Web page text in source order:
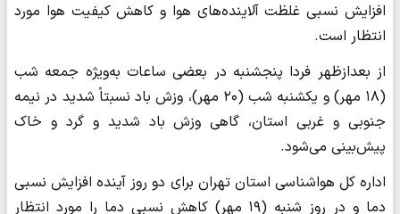
افزایش نسبی غلظت آلاینده‌های هوا و کاهش کیفیت هوا مورد
انتظار است.
از بعدازظهر فردا پنجشنبه در بعضی ساعات به‌ویژه جمعه شب
(۱۸ مهر) و یکشنبه شب (۲۰ مهر)، وزش باد نسبتاً شدید در نیمه
جنوبی و غربی استان، گاهی وزش باد شدید و گرد و خاک
پیش‌بینی می‌شود.
اداره کل هواشناسی استان تهران برای دو روز آینده افزایش نسبی
دما و در روز شنبه (۱۹ مهر) کاهش نسبی دما را مورد انتظار